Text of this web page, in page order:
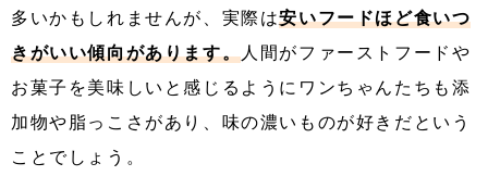
多いかもしれませんが、実際は安いフードほど食いつ
きがいい傾向があります。人間がファーストフードや
お菓子を美味しいと感じるようにワンちゃんたちも添
加物や脂っこさがあり、味の濃いものが好きだという
ことでしょう。